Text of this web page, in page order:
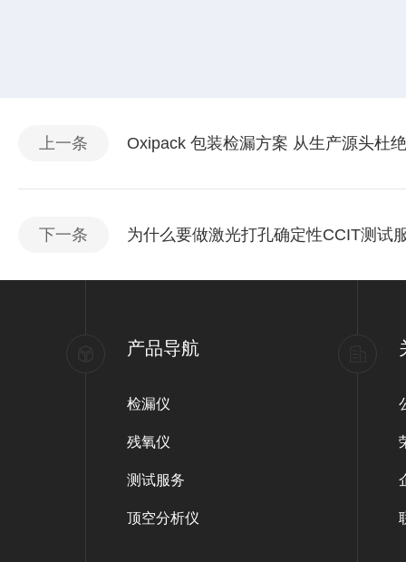
上一条 Oxipack 包装检漏方案 从生产源头杜
下一条 为什么要做激光打孔确定性CCIT测试
产品导航
检漏仪
残氧仪
测试服务
顶空分析仪